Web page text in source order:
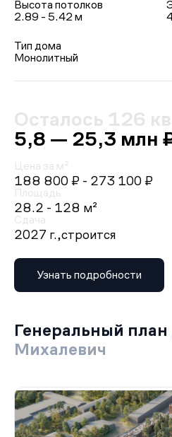
Высота потолков
2.89 - 5.42 м
Тип дома
Монолитный
Осталось 126
5,8 — 25,3 млн
Цена за м²
188 800 ₽ - 273 100 ₽
Площадь
28.2 - 128 м²
Сдача
2027 г.,строится
Узнать подробности
Генеральный план
Михалевич